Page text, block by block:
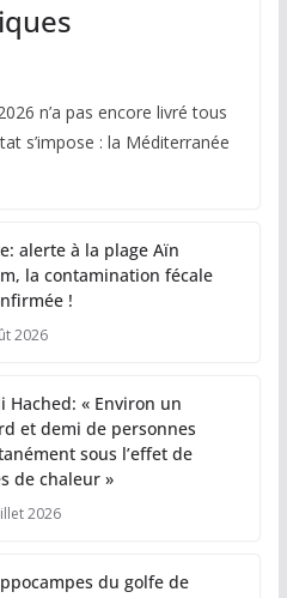
n’a pas encore livré tous
s’impose : la Méditerranée
alerte à la plage Aïn
la contamination fécale
!
2026
Hached: « Environ un
et demi de personnes
sous l’effet de
de chaleur »
2026
du golfe de